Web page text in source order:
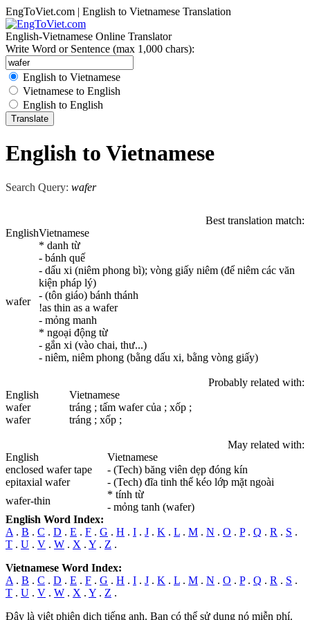
EngToViet.com | English to Vietnamese Translation
English-Vietnamese Online Translator
Write Word or Sentence (max 1,000 chars):
English to Vietnamese
Vietnamese to English
English to English
English to Vietnamese
Search Query: wafer
Best translation match:
EnglishVietnamese
wafer
* danh từ
- bánh quế
- dấu xi (niêm phong bì); vòng giấy niêm (để niêm các văn
kiện pháp lý)
- (tôn giáo) bánh thánh
!as thin as a wafer
- mỏng manh
* ngoại động từ
- gắn xi (vào chai, thư...)
- niêm, niêm phong (bằng dấu xi, bằng vòng giấy)
Probably related with:
English
Vietnamese
wafer
tráng ; tấm wafer của ; xốp ;
wafer
tráng ; xốp ;
May related with:
English
Vietnamese
enclosed wafertape
- (Tech) băng viên dẹp đóng kín
epitaxial wafer
- (Tech) đĩa tinh thể kéo lớp mặt ngoài
wafer-thin
* tính từ
- mỏng tanh (wafer)
English Word Index:
A . B . C . D . E . F . G . H . I . J . K . L . M . N . O . P. Q . R . S .
T . U . V . W . X . Y . Z .
Vietnamese Word Index:
A . B . C . D . E . F . G . H . I . J . K . L . M . N . O . P. Q . R . S .
T . U . V . W . X . Y . Z .
Đây là việt phiên dịch tiếng anh. Bạn có thể sử dụng nó miễn phí.